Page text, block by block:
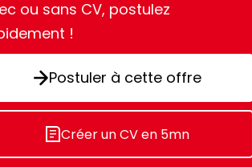
ou sans CV, postulez
!
Postuler à cette
Postuler à cette offre
Icon decorative
Créer un CV en 5mn